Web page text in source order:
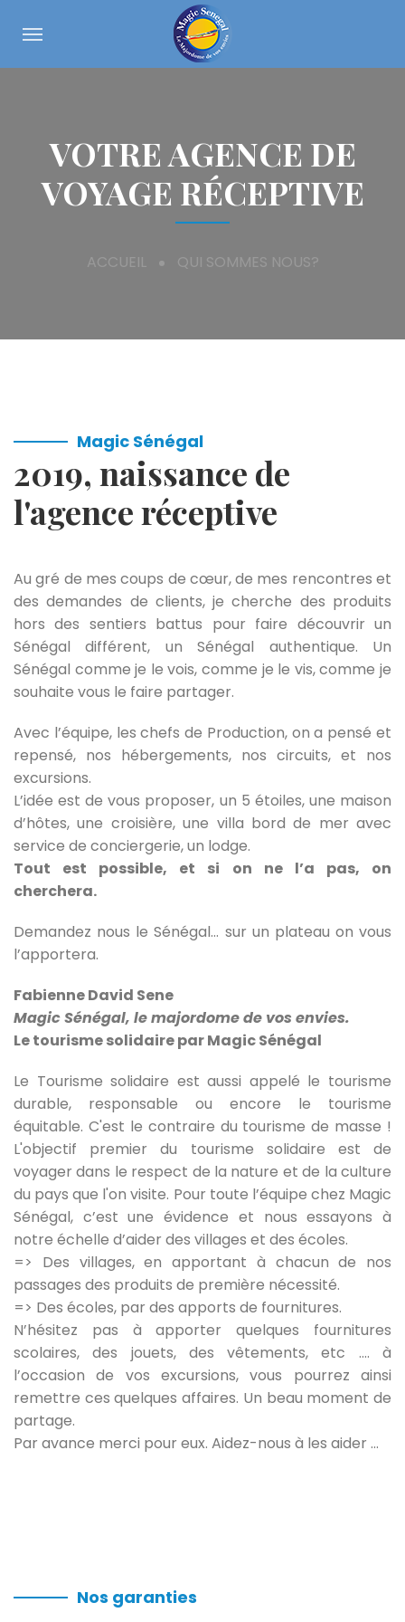
VOTRE AGENCE DE
VOYAGE RÉCEPTIVE
ACCUEIL QUI SOMMES NOUS?
Magic Sénégal
2019, naissance de
l'agence réceptive
Au gré de mes coups de cœur, de mes rencontres et
des demandes de clients, je cherche des produits
hors des sentiers battus pour faire découvrir un
Sénégal différent, un Sénégal authentique. Un
Sénégal comme je le vois, comme je le vis, comme je
souhaite vous le faire partager.
Avec l’équipe, les chefs de Production, on a pensé et
repensé, nos hébergements, nos circuits, et nos
excursions.
L’idée est de vous proposer, un 5 étoiles, une maison
d’hôtes, une croisière, une villa bord de mer avec
service de conciergerie, un lodge.
Tout est possible, et si on ne l’a pas, on
cherchera.
Demandez nous le Sénégal… sur un plateau on vous
l’apportera.
Fabienne David Sene
Magic Sénégal, le majordome de vos envies.
Le tourisme solidaire par Magic Sénégal
Le Tourisme solidaire est aussi appelé le tourisme
durable, responsable ou encore le tourisme
équitable. C'est le contraire du tourisme de masse !
L'objectif premier du tourisme solidaire est de
voyager dans le respect de la nature et de la culture
du pays que l'on visite. Pour toute l’équipe chez Magic
Sénégal, c’est une évidence et nous essayons à
notre échelle d’aider des villages et des écoles.
=> Des villages, en apportant à chacun de nos
passages des produits de première nécessité.
=> Des écoles, par des apports de fournitures.
N’hésitez pas à apporter quelques fournitures
scolaires, des jouets, des vêtements, etc .... à
l’occasion de vos excursions, vous pourrez ainsi
remettre ces quelques affaires. Un beau moment de
partage.
Par avance merci pour eux. Aidez-nous à les aider ...
Nos garanties